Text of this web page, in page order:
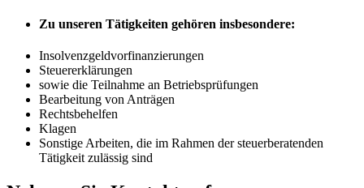
Zu unseren Tätigkeiten gehören insbesondere:
Insolvenzgeldvorfinanzierungen
Steuererklärungen
sowie die Teilnahme an Betriebsprüfungen
Bearbeitung von Anträgen
Rechtsbehelfen
Klagen
Sonstige Arbeiten, die im Rahmen der steuerberatenden
Tätigkeit zulässig sind